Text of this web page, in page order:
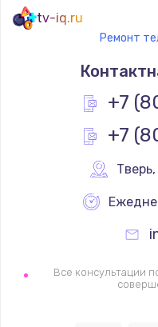
Не
tv-iq.ru
Ремонт
+7
+7
Тверь,
Все консультации